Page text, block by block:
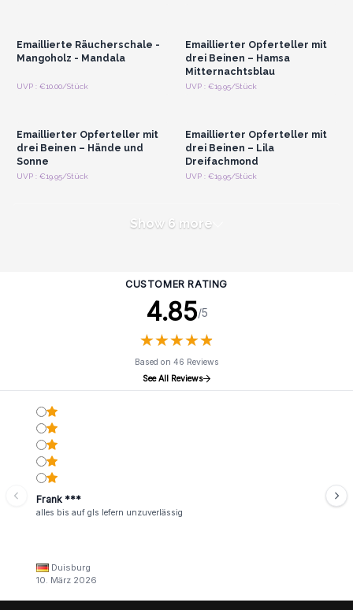
Emaillierte Räucherschale -
Mangoholz - Mandala
UVP : €10.00/Stück
Emaillierter Opferteller mit
drei Beinen – Hamsa
Mitternachtsblau
UVP : €19.95/Stück
Anmelden oder
Emaillierter Opferteller mit
drei Beinen – Hände und
Sonne
UVP : €19.95/Stück
Anmelden oder
Emaillierter Opferteller mit
drei Beinen – Lila
Dreifachmond
UVP : €19.95/Stück
Show 6 more
CUSTOMER RATING
4.85/5
★★★★★
★★★★★
Based on 46 Reviews
See All Reviews
Frank ***
alles bis auf gls lefern unzuverlässig
Duisburg
10. März 2026